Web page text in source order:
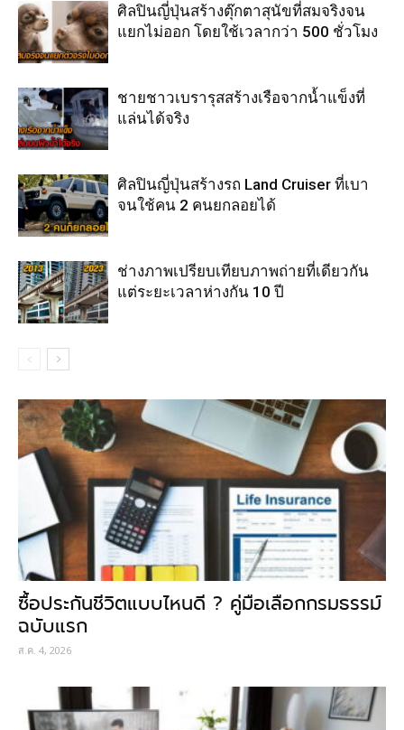
ศิลปินญี่ปุ่นสร้างตุ๊กตาสุนัขที่สมจริงจน
แยกไม่ออก โดยใช้เวลากว่า 500 ชั่วโมง
ชายชาวเบรารุสสร้างเรือจากน้ำแข็งที่
แล่นได้จริง
ศิลปินญี่ปุ่นสร้างรถ Land Cruiser ที่เบา
จนใช้คน 2 คนยกลอยได้
ช่างภาพเปรียบเทียบภาพถ่ายที่เดียวกัน
แต่ระยะเวลาห่างกัน 10 ปี
ซื้อประกันชีวิตแบบไหนดี ? คู่มือเลือกกรมธรรม์
ฉบับแรก
ส.ค. 4, 2026